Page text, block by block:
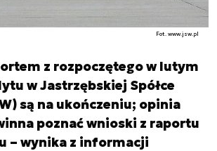
Fot. www.jsw.pl
z rozpoczętego w lutym
w Jastrzębskiej Spółce
są na ukończeniu; opinia
poznać wnioski z raportu
– wynika z informacji